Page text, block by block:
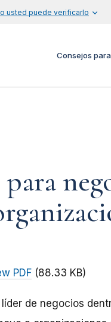
usted puede verificarlo
Consejos
PDF (88.33 KB)
líder de negocios